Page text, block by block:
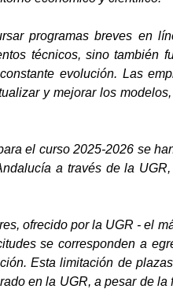
programas breves en
técnicos, sino también
evolución. Las
y mejorar los
el curso 2025-2026 se
a través de la
ofrecido por la UGR - el
se corresponden a
Esta limitación de
en la UGR, a pesar de la